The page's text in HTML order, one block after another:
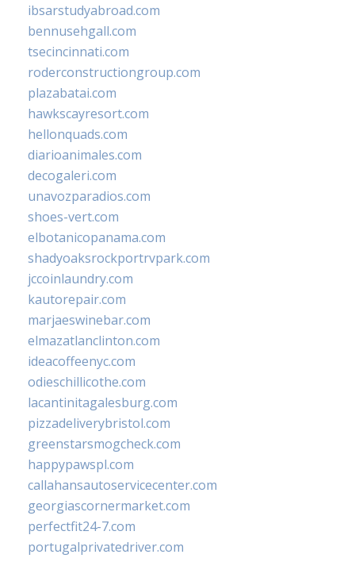
ibsarstudyabroad.com
bennusehgall.com
tsecincinnati.com
roderconstructiongroup.com
plazabatai.com
hawkscayresort.com
hellonquads.com
diarioanimales.com
decogaleri.com
unavozparadios.com
shoes-vert.com
elbotanicopanama.com
shadyoaksrockportrvpark.com
jccoinlaundry.com
kautorepair.com
marjaeswinebar.com
elmazatlanclinton.com
ideacoffeenyc.com
odieschillicothe.com
lacantinitagalesburg.com
pizzadeliverybristol.com
greenstarsmogcheck.com
happypawspl.com
callahansautoservicecenter.com
georgiascornermarket.com
perfectfit24-7.com
portugalprivatedriver.com